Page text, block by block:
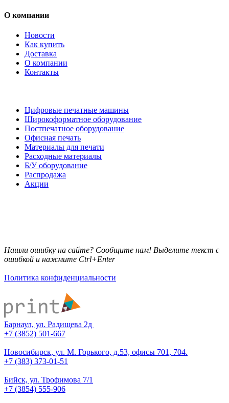
О компании
Новости
Как купить
Доставка
О компании
Контакты
Цифровые печатные машины
Широкоформатное оборудование
Постпечатное оборудование
Офисная печать
Материалы для печати
Расходные материалы
Б/У оборудование
Распродажа
Акции
Нашли ошибку на сайте? Сообщите нам! Выделите текст с
ошибкой и нажмите Ctrl+Enter
Политика конфиденциальности
Барнаул, ул. Радищева 2д
+7 (3852) 501-667
Новосибирск, ул. М. Горького, д.53, офисы 701, 704.
+7 (383) 373-01-51
Бийск, ул. Трофимова 7/1
+7 (3854) 555-906